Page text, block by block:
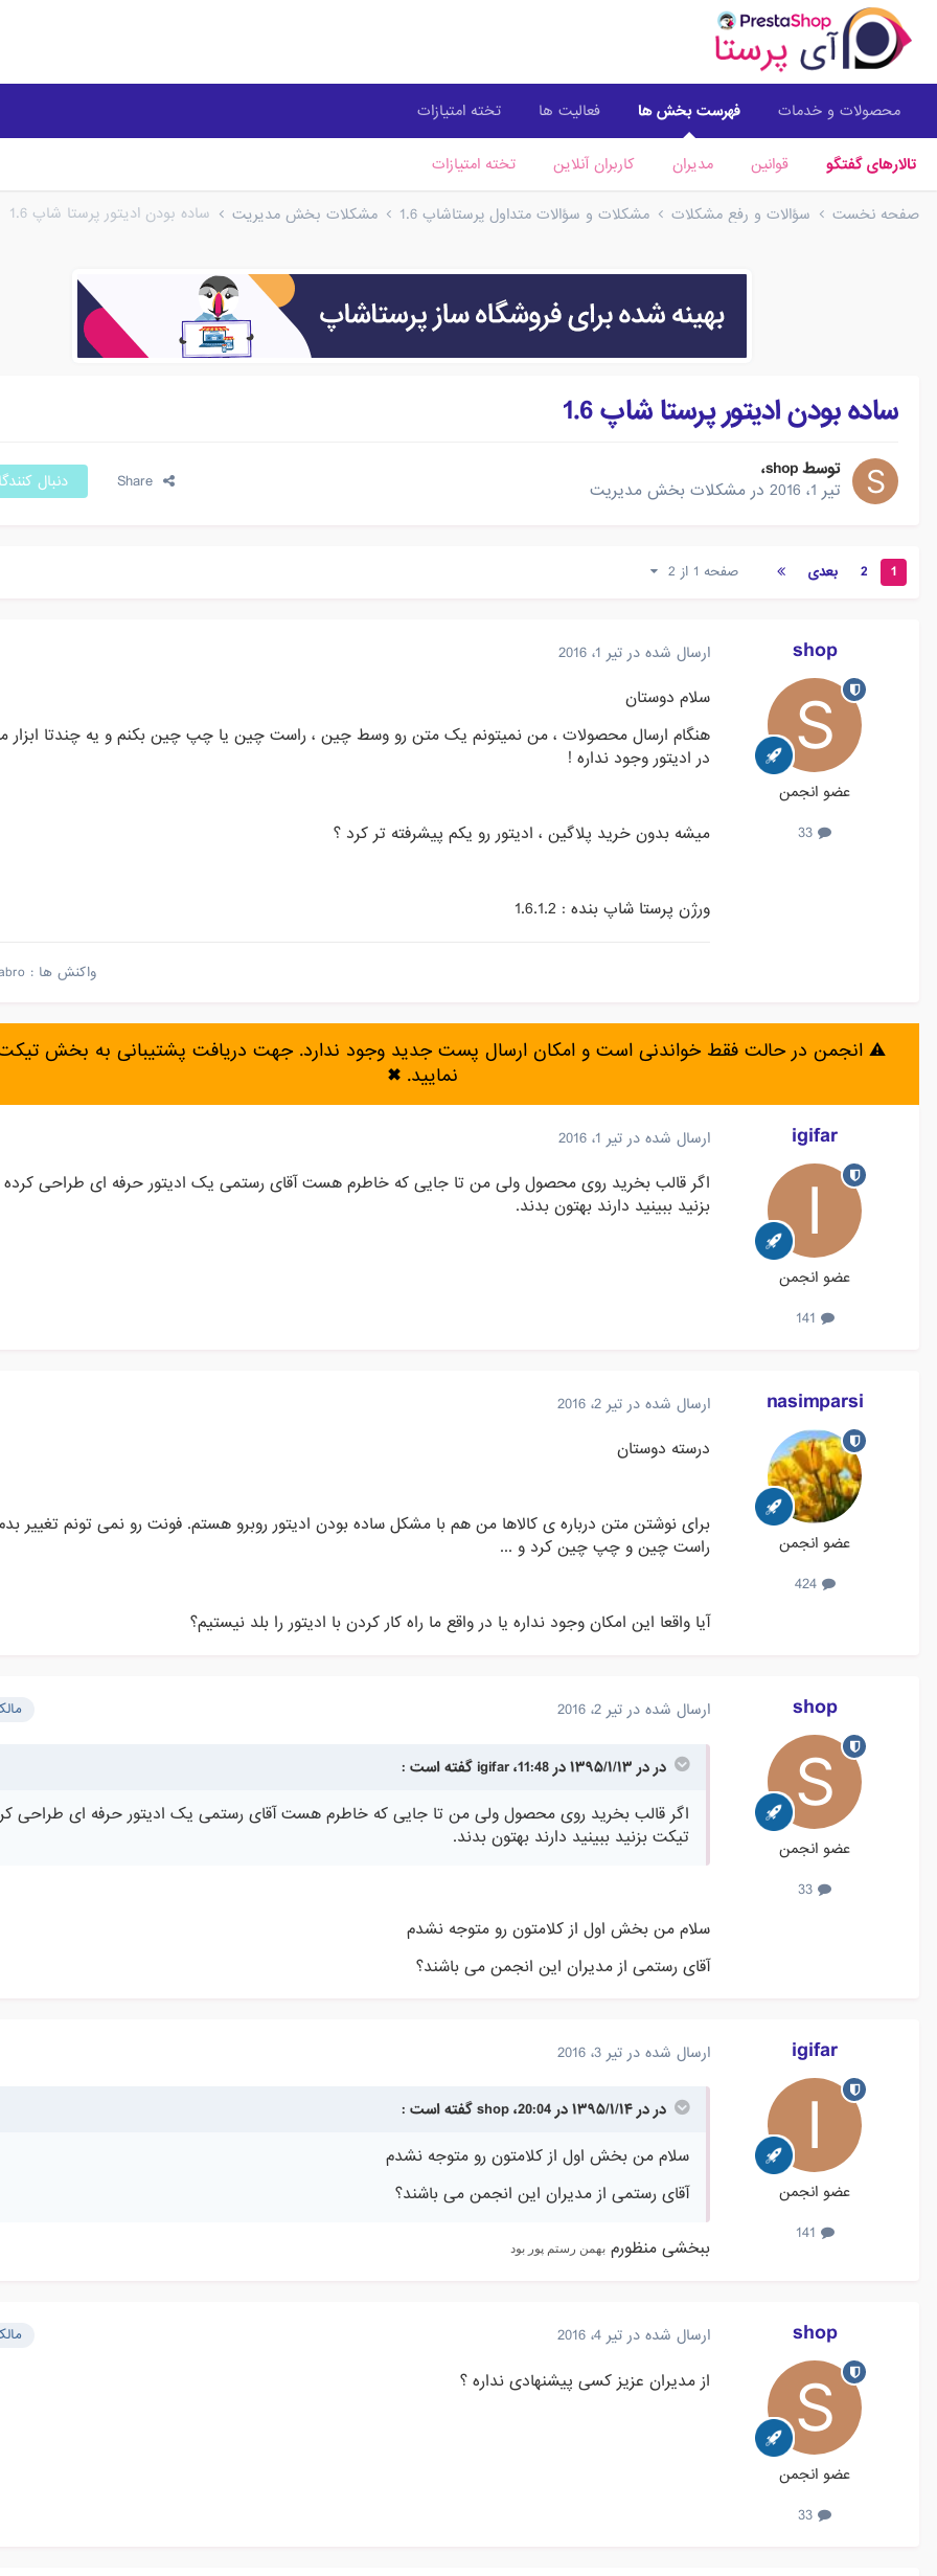
محصولات و خدمات فهرست بخش ها
تالارهای گفتگو قوانین مدیران کاربران آنلاین تخته امتیازات
فعالیت ها تخته امتیازات
صفحه نخست سؤالات و رفع مشکلات مشکلات و سؤالات متداول پرستاشاپ 1.6 مشکلات بخش مدیریت ساده بودن ادیتور پرستا شاپ 1.6
ساده بودن ادیتور پرستا شاپ 1.6
توسطshop،
تیر 1، 2016
در مشکلات بخش مدیریت دنبال
1
2 بعدی صفحه 1 از 2
shop
عضو انجمن
ارسال شده در تیر 1، 2016
سلام دوستان
هنگام ارسال محصولات ، من نمیتونم یک متن رو وسط چین ، راست چین یا چپ چین بکنم و یه چندتا ابزار
در ادیتور وجود نداره !
میشه بدون خرید پلاگین ، ادیتور رو یکم پیشرفته تر کرد ؟
ورژن پرستا شاپ بنده : 1.6.1.2
واکنش ها :
⚠️ انجمن در حالت فقط خواندنی است و امکان ارسال پست جدید وجود ندارد. جهت دریافت پشتیبانی به بخش
نمایید. ✖
igifar
عضو انجمن
ارسال شده در تیر 1، 2016
اگر قالب بخرید روی محصول ولی من تا جایی که خاطرم هست آقای رستمی یک ادیتور حرفه ای طراحی
بزنید ببینید دارند بهتون بدند.
nasimparsi
عضو انجمن
424
ارسال شده در تیر 2، 2016
درسته دوستان
برای نوشتن متن درباره ی کالاها من هم با مشکل ساده بودن ادیتور روبرو هستم. فونت رو نمی تونم تغییر
راست چین و چپ چین کرد و ...
آیا واقعا این امکان وجود نداره یا در واقع ما راه کار کردن با ادیتور را بلد نیستیم؟
shop
عضو انجمن
ارسال شده در تیر 2، 2016
در در ۱۳۹۵/۱/۱۳ در 11:48، igifar گفته است :
اگر قالب بخرید روی محصول ولی من تا جایی که خاطرم هست آقای رستمی یک ادیتور حرفه ای طراحی
تیکت بزنید ببینید دارند بهتون بدند.
سلام من بخش اول از کلامتون رو متوجه نشدم
آقای رستمی از مدیران این انجمن می باشند؟
igifar
عضو انجمن
ارسال شده در تیر 3، 2016
در در ۱۳۹۵/۱/۱۴ در 20:04، shop گفته است :
سلام من بخش اول از کلامتون رو متوجه نشدم
آقای رستمی از مدیران این انجمن می باشند؟
ببخشی منظورم بهمن رستم پور بود
shop
عضو انجمن
ارسال شده در تیر 4، 2016
از مدیران عزیز کسی پیشنهادی نداره ؟